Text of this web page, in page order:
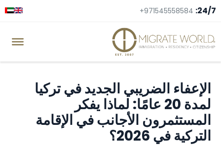
24/7:
+971545558584
الإعفاء الضريبي الجديد في تركيا
لمدة 20 عامًا: لماذا يفكر
المستثمرون الأجانب في الإقامة
التركية في 2026؟